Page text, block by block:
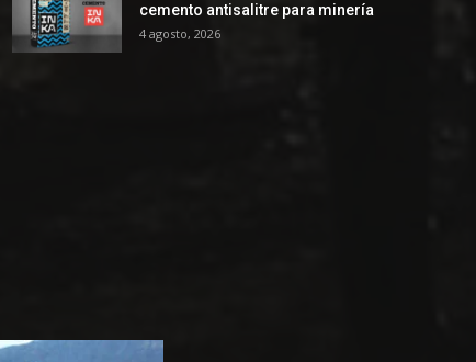
cemento antisalitre para minería
4 agosto, 2026